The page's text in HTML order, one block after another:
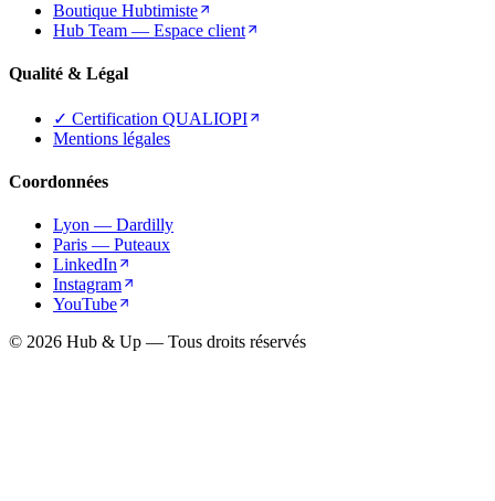
Boutique Hubtimiste
Hub Team — Espace client
Qualité & Légal
✓ Certification QUALIOPI
Mentions légales
Coordonnées
Lyon — Dardilly
Paris — Puteaux
LinkedIn
Instagram
YouTube
© 2026 Hub & Up — Tous droits réservés